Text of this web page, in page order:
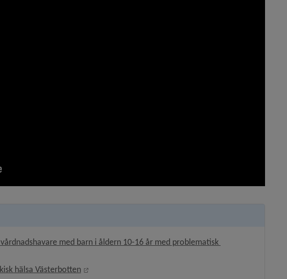
med barn i åldern 10-16 år med problematisk
hälsa Västerbotten
Länk till annan webbplats, öppnas i nytt fönster.